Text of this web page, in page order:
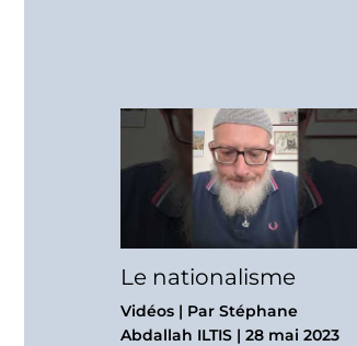
Le nationalisme
Vidéos | Par Stéphane
Abdallah ILTIS | 28 mai 2023